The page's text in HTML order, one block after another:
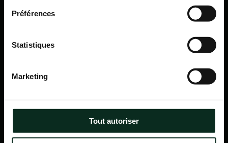
Préférences
Statistiques
Marketing
Tout autoriser
P.F.C.A Pompes Funèbres des Communes Associées
Itinéraire
Navigation
Qui sommes-nous ?